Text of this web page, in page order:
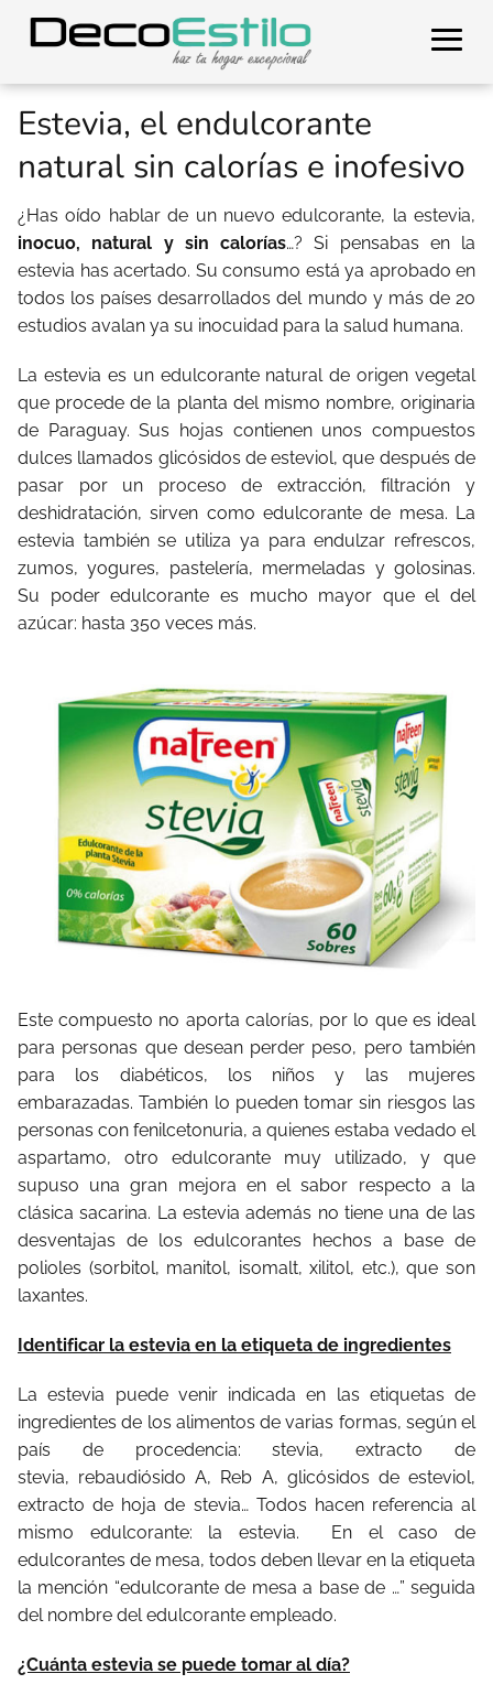
Estevia, el endulcorante
natural sin calorías e inofesivo
¿Has oído hablar de un nuevo edulcorante, la estevia,
inocuo, natural y sin calorías…? Si pensabas en la
estevia has acertado. Su consumo está ya aprobado en
todos los países desarrollados del mundo y más de 20
estudios avalan ya su inocuidad para la salud humana.
La estevia es un edulcorante natural de origen vegetal
que procede de la planta del mismo nombre, originaria
de Paraguay. Sus hojas contienen unos compuestos
dulces llamados glicósidos de esteviol, que después de
pasar por un proceso de extracción, filtración y
deshidratación, sirven como edulcorante de mesa. La
estevia también se utiliza ya para endulzar refrescos,
zumos, yogures, pastelería, mermeladas y golosinas.
Su poder edulcorante es mucho mayor que el del
azúcar: hasta 350 veces más.
Este compuesto no aporta calorías, por lo que es ideal
para personas que desean perder peso, pero también
para los diabéticos, los niños y las mujeres
embarazadas. También lo pueden tomar sin riesgos las
personas con fenilcetonuria, a quienes estaba vedado el
aspartamo, otro edulcorante muy utilizado, y que
supuso una gran mejora en el sabor respecto a la
clásica sacarina. La estevia además no tiene una de las
desventajas de los edulcorantes hechos a base de
polioles (sorbitol, manitol, isomalt, xilitol, etc.), que son
laxantes.
Identificar la estevia en la etiqueta de ingredientes
La estevia puede venir indicada en las etiquetas de
ingredientes de los alimentos de varias formas, según el
país de procedencia: stevia, extracto de
stevia, rebaudiósido A, Reb A, glicósidos de esteviol,
extracto de hoja de stevia… Todos hacen referencia al
mismo edulcorante: la estevia. En el caso de
edulcorantes de mesa, todos deben llevar en la etiqueta
la mención “edulcorante de mesa a base de …” seguida
del nombre del edulcorante empleado.
¿Cuánta estevia se puede tomar al día?